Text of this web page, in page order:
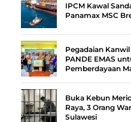
IPCM Kawal
Panamax MSC
Pegadaian
PANDE EMAS
Pemberdayaan
Buka Kebun
Raya, 3 Orang
Sulawesi